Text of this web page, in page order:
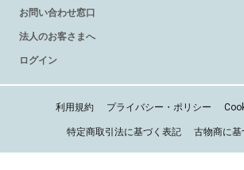
お問い合わせ窓口
法人のお客さまへ
ログイン
利用規約 プライバシー・ポリシー
特定商取引法に基づく表記 古物商に基